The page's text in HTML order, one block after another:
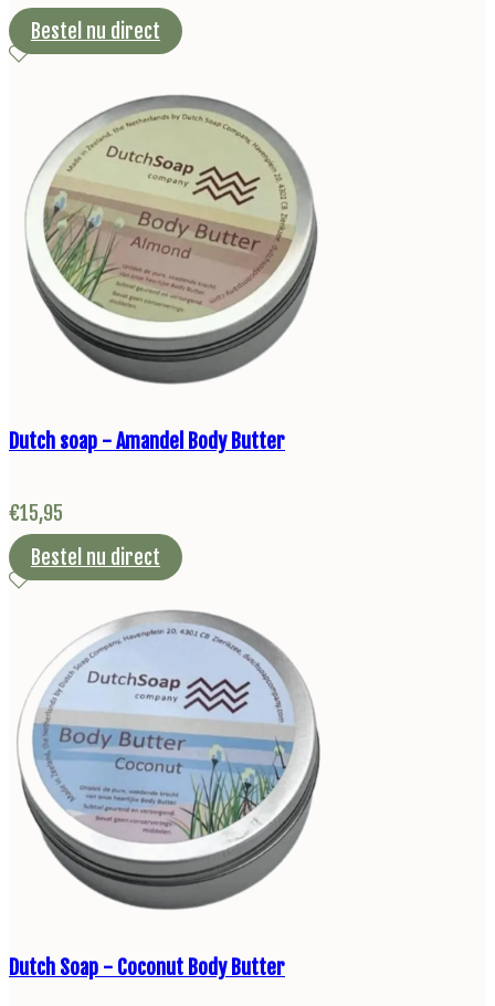
Bestel nu direct
Dutch soap - Amandel Body Butter
€15,95
Bestel nu direct
Dutch Soap - Coconut Body Butter